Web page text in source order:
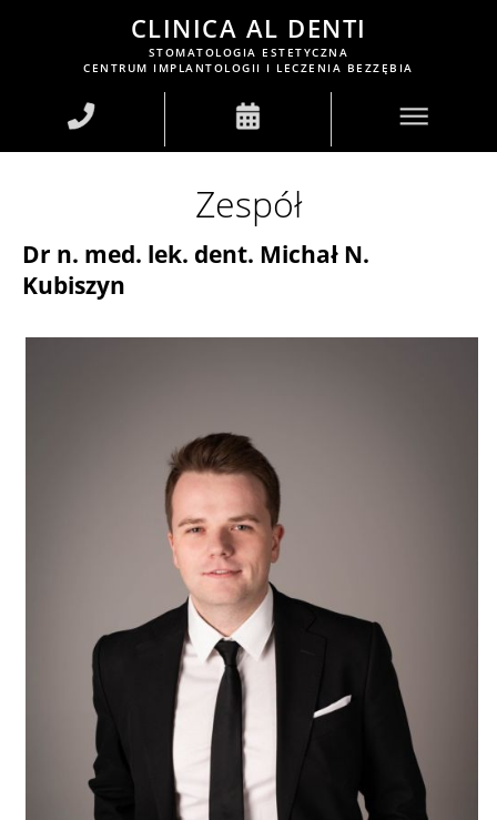
CLINICA AL DENTI
STOMATOLOGIA ESTETYCZNA
CENTRUM IMPLANTOLOGII I LECZENIA BEZZĘBIA
Zespół
Dr n. med. lek. dent. Michał N.
Kubiszyn